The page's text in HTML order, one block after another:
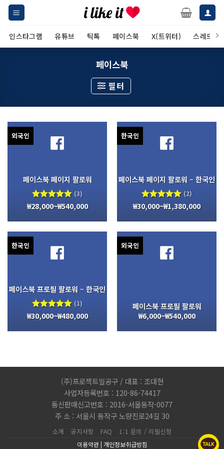
Skip
content
인스타그램 유튜브 틱톡 페이스북 X(트위터) 스레드
페이스북
필터
외국인
페이스북 페이지 팔로워
5 중에서
5.00
평가됨
(3)
₩28,000~₩540,000
한국인
페이스북 페이지 팔로워 – 한국인
5 중에서
5.00
평가됨
(2)
₩30,000~₩1,380,000
한국인
페이스북 프로필 팔로워 – 한국인
5 중에서
5.00
평가됨
(1)
₩30,000~₩480,000
외국인
페이스북 프로필 팔로워
₩6,000~₩540,000
(주)프로젝트일공구 / 대표 : 조대현
사업자등록번호 : 120-86-74417
통신판매신고번호 : 2016-서울동작-0077
주 소 : 서울시 동작구 노량진로24길 30
소개 공지사항 FAQ 1:1 문의 / 리필신청
이용약관| 개인정보취급방침